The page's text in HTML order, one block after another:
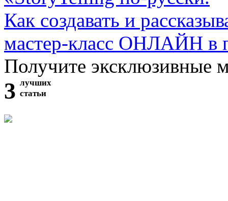
Как создавать и
мастер-класс ОНЛАЙН в
Получите эксклюзивные
3 лучших
статьи